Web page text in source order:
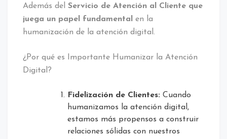
Además del Servicio de Atención al Cliente que
juega un papel fundamental en la
humanización de la atención digital.
¿Por qué es Importante Humanizar la Atención
Digital?
Fidelización de Clientes: Cuando
humanizamos la atención digital,
estamos más propensos a construir
relaciones sólidas con nuestros